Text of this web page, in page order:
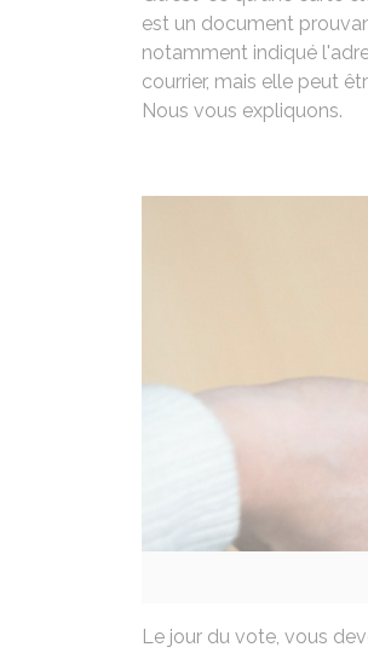
est un document
notamment indiqué
courrier, mais elle peut
Nous vous expliquons.
Le jour du vote, vous